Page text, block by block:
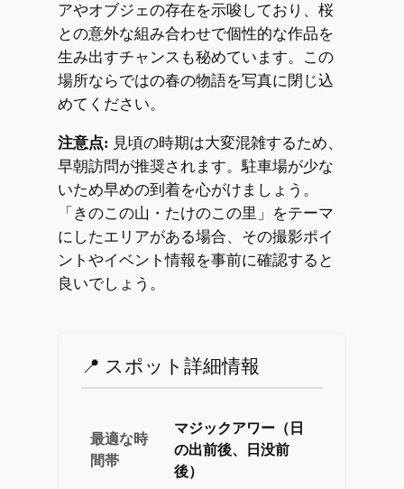
アやオブジェの存在を示唆しており、桜
との意外な組み合わせで個性的な作品を
生み出すチャンスも秘めています。この
場所ならではの春の物語を写真に閉じ込
めてください。
注意点: 見頃の時期は大変混雑するため、
早朝訪問が推奨されます。駐車場が少な
いため早めの到着を心がけましょう。
「きのこの山・たけのこの里」をテーマ
にしたエリアがある場合、その撮影ポイ
ントやイベント情報を事前に確認すると
良いでしょう。
📍 スポット詳細情報
最適な時
間帯
マジックアワー（日
の出前後、日没前
後）